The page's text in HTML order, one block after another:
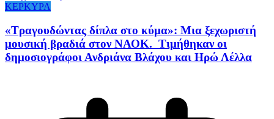
ΚΕΡΚΥΡΑ
«Τραγουδώντας δίπλα στο κύμα»: Μια ξεχωριστή
μουσική βραδιά στον ΝΑΟΚ. Τιμήθηκαν οι
δημοσιογράφοι Ανδριάνα Βλάχου και Ηρώ Λέλλα